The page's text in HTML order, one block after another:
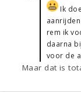
Ik
rem ik
daarna
voor de
Maar dat is